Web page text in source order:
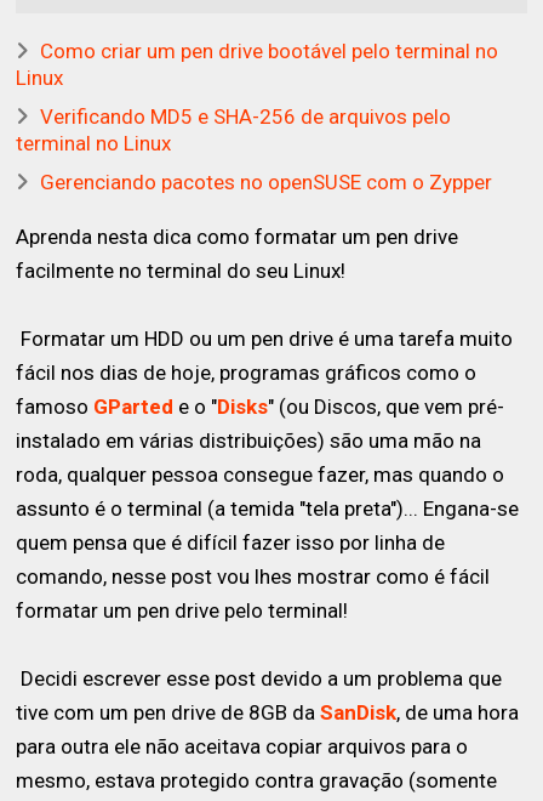
Como criar um pen drive bootável pelo terminal no
Linux
Verificando MD5 e SHA-256 de arquivos pelo
terminal no Linux
Gerenciando pacotes no openSUSE com o Zypper
Aprenda nesta dica como formatar um pen drive
facilmente no terminal do seu Linux!
Formatar um HDD ou um pen drive é uma tarefa muito
fácil nos dias de hoje, programas gráficos como o
famoso GParted e o "Disks" (ou Discos, que vem pré-
instalado em várias distribuições) são uma mão na
roda, qualquer pessoa consegue fazer, mas quando o
assunto é o terminal (a temida "tela preta")... Engana-se
quem pensa que é difícil fazer isso por linha de
comando, nesse post vou lhes mostrar como é fácil
formatar um pen drive pelo terminal!
Decidi escrever esse post devido a um problema que
tive com um pen drive de 8GB daSanDisk, de uma hora
para outra ele não aceitava copiar arquivos para o
mesmo, estava protegido contra gravação (somente